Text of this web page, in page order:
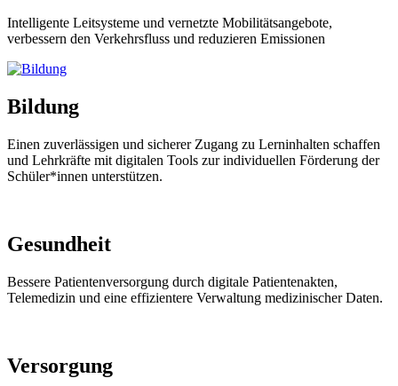
Intelligente Leitsysteme und vernetzte Mobilitätsangebote,
verbessern den Verkehrsfluss und reduzieren Emissionen
Bildung
Einen zuverlässigen und sicherer Zugang zu Lerninhalten schaffen
und Lehrkräfte mit digitalen Tools zur individuellen Förderung der
Schüler*innen unterstützen.
Gesundheit
Bessere Patientenversorgung durch digitale Patientenakten,
Telemedizin und eine effizientere Verwaltung medizinischer Daten.
Versorgung